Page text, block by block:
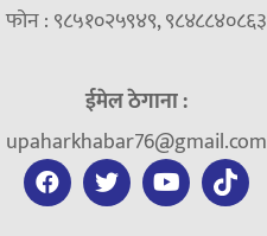
फोन : ९८५१०२५९४९, ९८४८८४०८६३
ईमेल ठेगाना :
upaharkhabar76@gmail.com